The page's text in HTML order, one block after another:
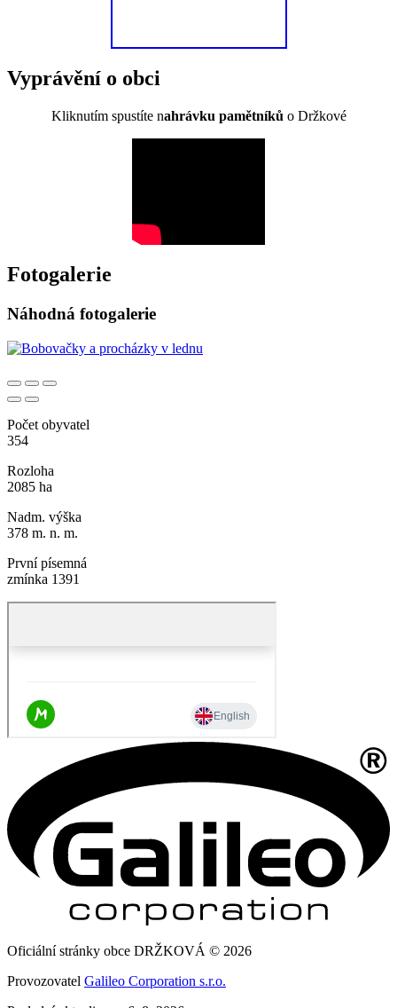
Vyprávění o obci
Kliknutím spustíte nahrávku pamětníků o Držkové
Fotogalerie
Náhodná fotogalerie
Počet obyvatel
354
Rozloha
2085 ha
Nadm. výška
378 m. n. m.
První písemná
zmínka 1391
Oficiální stránky obce DRŽKOVÁ © 2026
Provozovatel Galileo Corporation s.r.o.